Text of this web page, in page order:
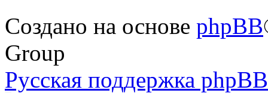
Создано на основе phpBB
Group
Русская поддержка phpBB